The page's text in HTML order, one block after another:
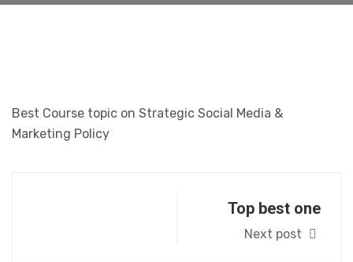
Best Course topic on Strategic Social Media &
Marketing Policy
Top best one
Next post